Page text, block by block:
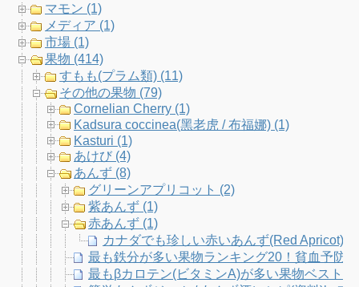
o
o
k
e
a
m
C
h
n
e
l
マモン (1)
メディア (1)
市場 (1)
果物 (414)
すもも(プラム類) (11)
その他の果物 (79)
Cornelian Cherry (1)
Kadsura coccinea(黑老虎 / 布福娜) (1)
Kasturi (1)
あけび (4)
あんず (8)
グリーンアプリコット (2)
紫あんず (1)
赤あんず (1)
カナダでも珍しい赤いあんず(Red Apricot)
最も鉄分が多い果物ランキング20！貧血予防
最もβカロテン(ビタミンA)が多い果物ベスト